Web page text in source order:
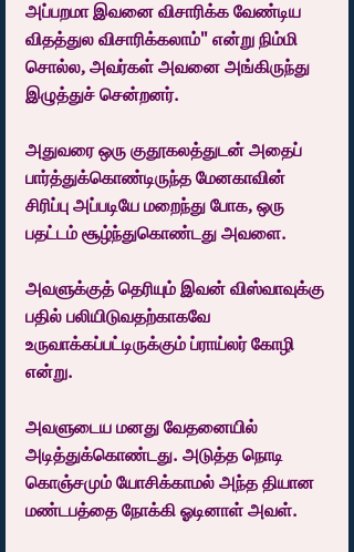
அப்பறமா இவனை விசாரிக்க வேண்டிய
விதத்துல விசாரிக்கலாம்" என்று நிம்மி
சொல்ல, அவர்கள் அவனை அங்கிருந்து
இழுத்துச் சென்றனர்.
அதுவரை ஒரு குதூகலத்துடன் அதைப்
பார்த்துக்கொண்டிருந்த மேனகாவின்
சிரிப்பு அப்படியே மறைந்து போக, ஒரு
பதட்டம் சூழ்ந்துகொண்டது அவளை.
அவளுக்குத் தெரியும் இவன் விஸ்வாவுக்கு
பதில் பலியிடுவதற்காகவே
உருவாக்கப்பட்டிருக்கும் ப்ராய்லர் கோழி
என்று.
அவளுடைய மனது வேதனையில்
அடித்துக்கொண்டது. அடுத்த நொடி
கொஞ்சமும் யோசிக்காமல் அந்த தியான
மண்டபத்தை நோக்கி ஓடினாள் அவள்.